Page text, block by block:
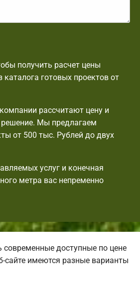
получить расчет цены
каталога готовых проектов от
рассчитают цену и
решение. Мы предлагаем
от 500 тыс. Рублей до двух
услуг и конечная
метра вас непременно
современные доступные по цене
имеются разные варианты